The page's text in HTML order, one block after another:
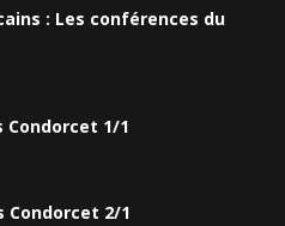
: Les conférences du
Condorcet 1/1
Condorcet 2/1